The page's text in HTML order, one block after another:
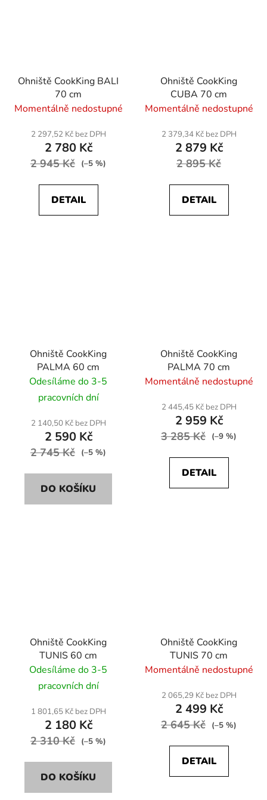
Ohniště CookKing BALI
70 cm
Momentálně nedostupné
2 297,52 Kč bez DPH
2 780 Kč
2 945 Kč (–5 %)
DETAIL
Ohniště CookKing
CUBA 70 cm
Momentálně nedostupné
2 379,34 Kč bez DPH
2 879 Kč
2 895 Kč
DETAIL
Ohniště CookKing
PALMA 60 cm
Odesíláme do 3-5
pracovních dní
2 140,50 Kč bez DPH
2 590 Kč
2 745 Kč (–5 %)
DO KOŠÍKU
Ohniště CookKing
PALMA 70 cm
Momentálně nedostupné
2 445,45 Kč bez DPH
2 959 Kč
3 285 Kč (–9 %)
DETAIL
Ohniště CookKing
TUNIS 60 cm
Odesíláme do 3-5
pracovních dní
1 801,65 Kč bez DPH
2 180 Kč
2 310 Kč (–5 %)
DO KOŠÍKU
Ohniště CookKing
TUNIS 70 cm
Momentálně nedostupné
2 065,29 Kč bez DPH
2 499 Kč
2 645 Kč (–5 %)
DETAIL